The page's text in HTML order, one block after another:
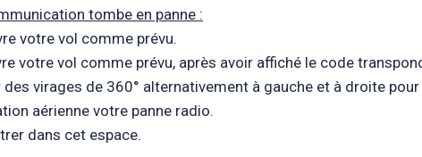
tombe en panne :
votre vol comme prévu.
votre vol comme prévu, après avoir affiché le code
virages de 360° alternativement à gauche et à droite
aérienne votre panne radio.
dans cet espace.